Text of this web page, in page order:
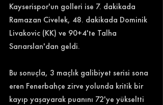
Kayserispor'un golleri ise 7. dakikada
Ramazan Civelek, 48. dakikada Dominik
Livakovic (KK) ve 90+4'te Talha
Sarıarslan'dan geldi.
Bu sonuçla, 3 maçlık galibiyet serisi sona
eren Fenerbahçe zirve yolunda kritik bir
kayıp yaşayarak puanını 72'ye yükseltti